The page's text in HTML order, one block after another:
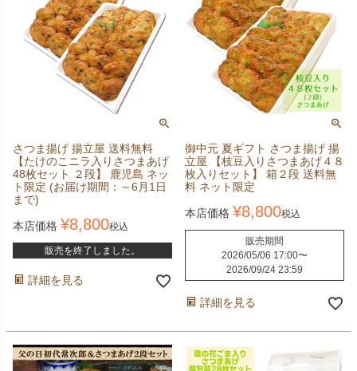
さつま揚げ 揚立屋 送料無料
【たけのこニラ入りさつまあげ
48枚セット ２段】 鹿児島 ネッ
ト限定 (お届け期間：～6月1日
まで)
本店価格 ¥8,800税込
販売を終了しました。
詳細を見る
御中元 夏ギフト さつま揚げ 揚
立屋 【枝豆入りさつまあげ４８
枚入りセット】 箱２段 送料無
料 ネット限定
本店価格 ¥8,800税込
販売期間
2026/05/06 17:00〜
2026/09/24 23:59
詳細を見る